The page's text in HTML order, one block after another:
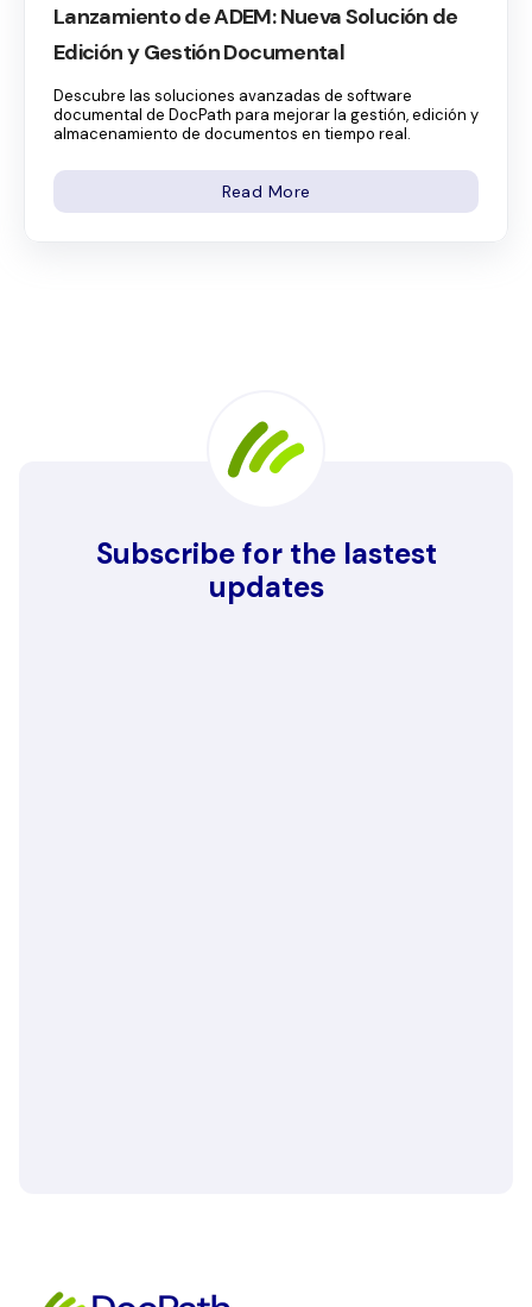
Lanzamiento de ADEM: Nueva Solución de
Edición y Gestión Documental
Descubre las soluciones avanzadas de software
documental de DocPath para mejorar la gestión, edición y
almacenamiento de documentos en tiempo real.
Read More
Subscribe for the lastest
updates